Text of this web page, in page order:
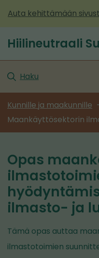
sisältöön
Auta kehittämään
Etusivu
Hiilineutraali
Haku
Kunnille ja maakunnille
Maankäyttösektorin
Opas
ilmasto- ja
Tämä opas auttaa
ilmastotoimien